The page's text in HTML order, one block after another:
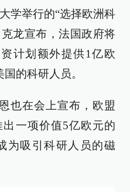
学举行的“选择欧洲科
龙宣布，法国政府将
计划额外提供1亿欧
的科研人员。
也在会上宣布，欧盟
出一项价值5亿欧元的
为吸引科研人员的磁